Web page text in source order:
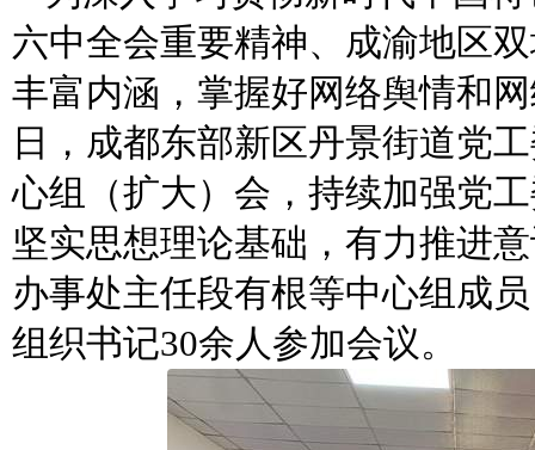
六中全会重要精神、成渝地区
丰富内涵，掌握好网络舆情和
日，成都东部新区丹景街道党
心组（扩大）会，持续加强党
坚实思想理论基础，有力推进
办事处主任段有根等中心组成
组织书记30余人参加会议。